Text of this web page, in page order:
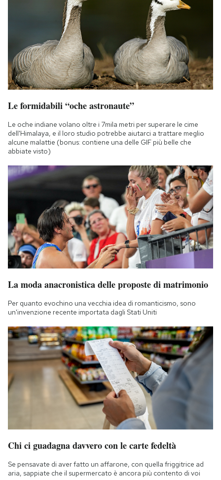
Le formidabili “oche astronaute”
Le oche indiane volano oltre i 7mila metri per superare le cime
dell'Himalaya, e il loro studio potrebbe aiutarci a trattare meglio
alcune malattie (bonus: contiene una delle GIF più belle che
abbiate visto)
La moda anacronistica delle proposte di matrimonio
Per quanto evochino una vecchia idea di romanticismo, sono
un'invenzione recente importata dagli Stati Uniti
Chi ci guadagna davvero con le carte fedeltà
Se pensavate di aver fatto un affarone, con quella friggitrice ad
aria, sappiate che il supermercato è ancora più contento di voi